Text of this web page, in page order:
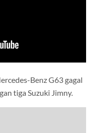
Benz G63 gagal
tiga Suzuki Jimny.